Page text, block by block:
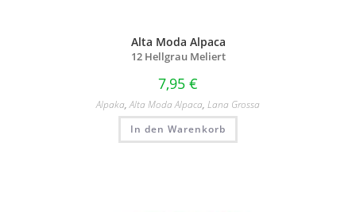
Alta Moda Alpaca
12 Hellgrau Meliert
7,95 €
Alpaka,Alta Moda Alpaca, Lana Grossa
In den Warenkorb